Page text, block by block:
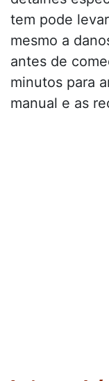
tem pode
mesmo a
antes de
minutos para
manual e as